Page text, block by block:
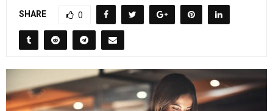
SHARE 0